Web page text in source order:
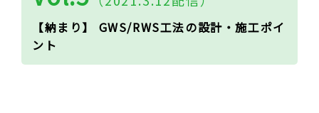
【納まり】 GWS/RWS工法の設計・施工ポイ
ント